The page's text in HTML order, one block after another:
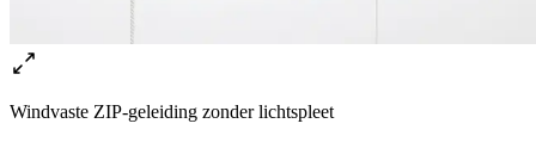
Windvaste ZIP-geleiding zonder lichtspleet